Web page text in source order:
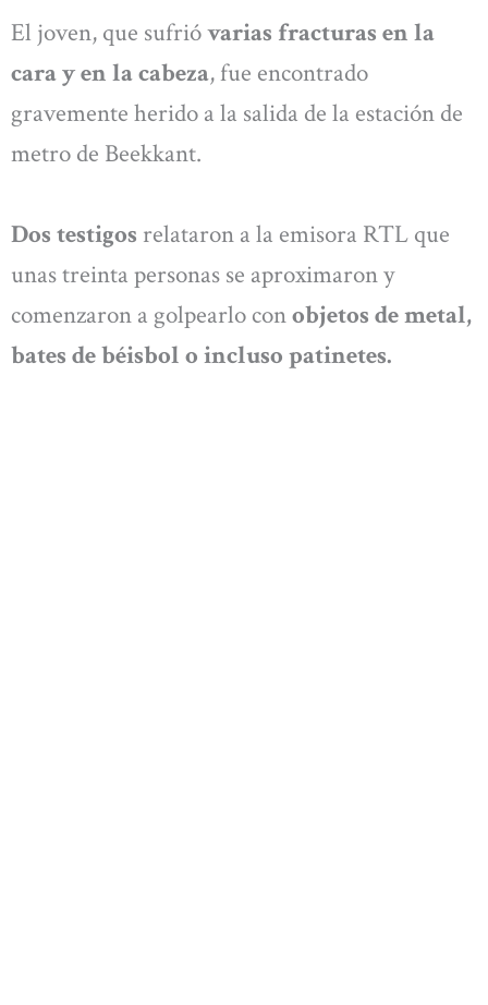
El joven, que sufrióvarias fracturas en la
cara y en la cabeza, fue encontrado
gravemente herido a la salida de la estación de
metro de Beekkant.
Dos testigos relataron a la emisora RTL que
unas treinta personas se aproximaron y
comenzaron a golpearlo conobjetos de metal,
bates de béisbol o incluso patinetes.